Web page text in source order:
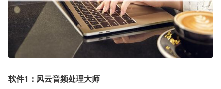
软件1：风云音频处理大师